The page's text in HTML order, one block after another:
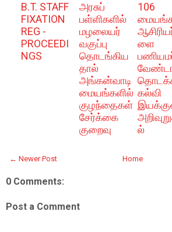
B.T. STAFF
FIXATION
REG -
PROCEEDI
NGS
அரசுப்
பள்ளிகளில்
மழலையர்
வகுப்பு
தொடங்கிய
தால்
அங்கன்வாடி
மையங்களில்
குழந்தைகள்
சேர்க்கை
குறைவு
106
ளை
கல்வி
ல்
← Newer Post Home
0 Comments:
Post a Comment